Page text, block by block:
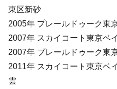
東区新砂
2005年 プレールドゥーク東
2007年 スカイコート東京ベ
2007年 プレールドゥーク東
2011年 スカイコート東京ベ
雲